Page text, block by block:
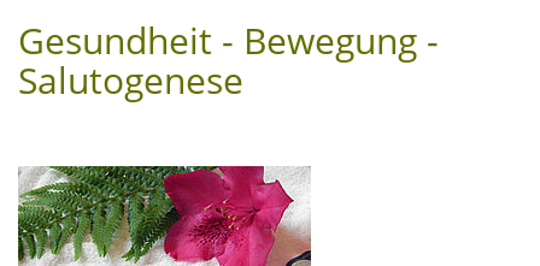
Gesundheit - Bewegung -
Salutogenese